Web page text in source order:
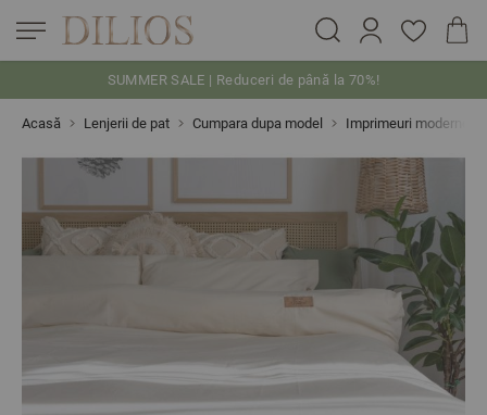
SUMMER SALE | Reduceri de până la 70%!
Acasă Lenjerii de pat Cumpara dupa model Imprimeuri moderne